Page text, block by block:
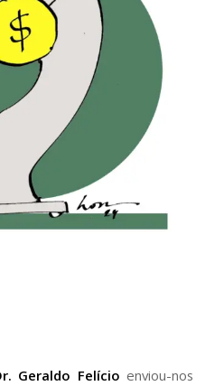
Geraldo Felício enviou-nos